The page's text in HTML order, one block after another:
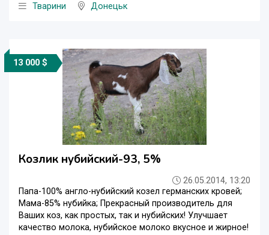
Тварини
Донецьк
13 000 $
Козлик нубийский-93, 5%
26.05.2014, 13:20
Папа-100% англо-нубийский козел германских кровей;
Мама-85% нубийка; Прекрасный производитель для
Ваших коз, как простых, так и нубийских! Улучшает
качество молока, нубийское молоко вкусное и жирное!